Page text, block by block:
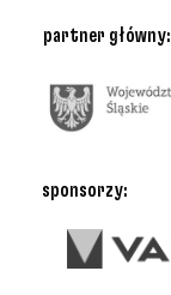
partner główny:
sponsorzy: